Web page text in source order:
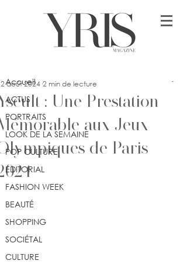
Accueil
ACTUS
PORTRAITS
LOOK DE LA SEMAINE
POP CULTURE
ÉDITORIAL
FASHION WEEK
BEAUTÉ
SHOPPING
SOCIÉTAL
CULTURE
: Une Prestation
aux Jeux
de Paris
août 2024 2 min de lecture